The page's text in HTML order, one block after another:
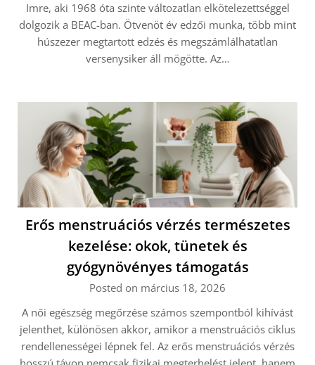
Imre, aki 1968 óta szinte változatlan elkötelezettséggel
dolgozik a BEAC-ban. Ötvenöt év edzői munka, több mint
húszezer megtartott edzés és megszámlálhatatlan
versenysiker áll mögötte. Az…
Erős menstruációs vérzés természetes
kezelése: okok, tünetek és
gyógynövényes támogatás
Posted on március 18, 2026
A női egészség megőrzése számos szempontból kihívást
jelenthet, különösen akkor, amikor a menstruációs ciklus
rendellenességei lépnek fel. Az erős menstruációs vérzés